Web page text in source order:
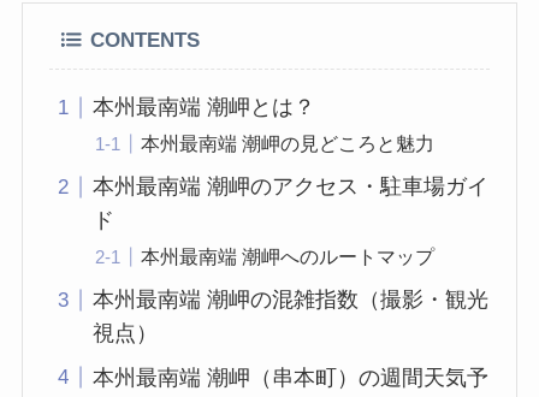
CONTENTS
本州最南端 潮岬とは？
本州最南端 潮岬の見どころと魅力
本州最南端 潮岬のアクセス・駐車場ガイ
ド
本州最南端 潮岬へのルートマップ
本州最南端 潮岬の混雑指数（撮影・観光
視点）
本州最南端 潮岬（串本町）の週間天気予